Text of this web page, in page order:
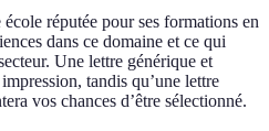
réputée pour ses formations en
dans ce domaine et ce qui
Une lettre générique et
tandis qu’une lettre
vos chances d’être sélectionné.